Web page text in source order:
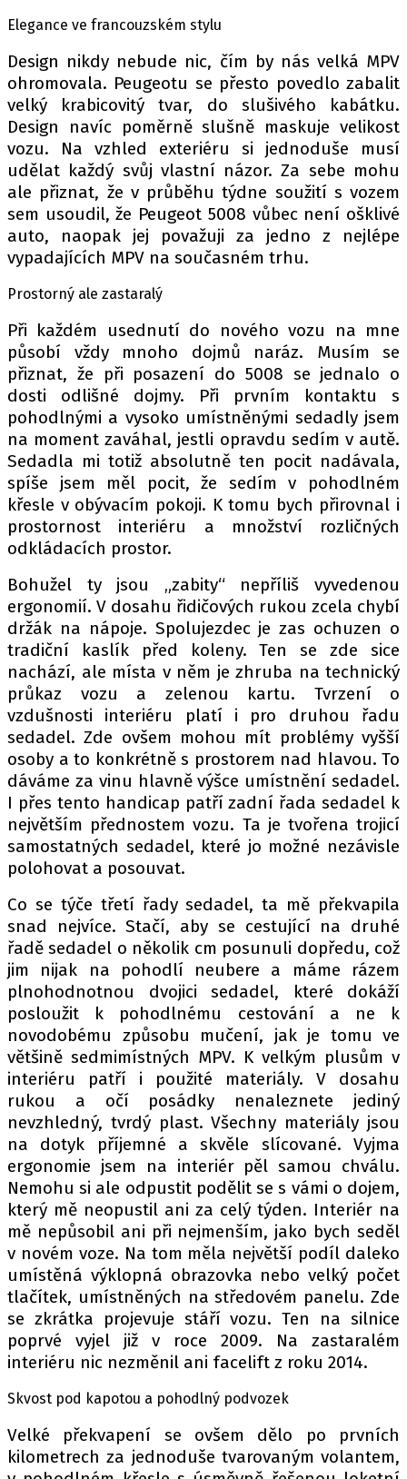
Pošlete e-mail na autoroad.cz
ETICKÝ KODEX
KONTAKT
VYDAVATEL
INZERCE
OSOBNÍ ÚDAJE / COOKIES
Provozovatelem serveru autoroad.cz je
INCORP MEDIA GROUP s.r.o., IČ: 118 23 054
Elegance ve francouzském stylu
Design nikdy nebude nic, čím by nás velká MPV
ohromovala. Peugeotu se přesto povedlo zabalit
velký krabicovitý tvar, do slušivého kabátku.
Design navíc poměrně slušně maskuje velikost
vozu. Na vzhled exteriéru si jednoduše musí
udělat každý svůj vlastní názor. Za sebe mohu
ale přiznat, že v průběhu týdne soužití s vozem
sem usoudil, že Peugeot 5008 vůbec není ošklivé
auto, naopak jej považuji za jedno z nejlépe
vypadajících MPV na současném trhu.
Prostorný ale zastaralý
Při každém usednutí do nového vozu na mne
působí vždy mnoho dojmů naráz. Musím se
přiznat, že při posazení do 5008 se jednalo o
dosti odlišné dojmy. Při prvním kontaktu s
pohodlnými a vysoko umístněnými sedadly jsem
na moment zaváhal, jestli opravdu sedím v autě.
Sedadla mi totiž absolutně ten pocit nadávala,
spíše jsem měl pocit, že sedím v pohodlném
křesle v obývacím pokoji. K tomu bych přirovnal i
prostornost interiéru a množství rozličných
odkládacích prostor.
Bohužel ty jsou „zabity“ nepříliš vyvedenou
ergonomií. V dosahu řidičových rukou zcela chybí
držák na nápoje. Spolujezdec je zas ochuzen o
tradiční kaslík před koleny. Ten se zde sice
nachází, ale místa v něm je zhruba na technický
průkaz vozu a zelenou kartu. Tvrzení o
vzdušnosti interiéru platí i pro druhou řadu
sedadel. Zde ovšem mohou mít problémy vyšší
osoby a to konkrétně s prostorem nad hlavou. To
dáváme za vinu hlavně výšce umístnění sedadel.
I přes tento handicap patří zadní řada sedadel k
největším přednostem vozu. Ta je tvořena trojicí
samostatných sedadel, které jo možné nezávisle
polohovat a posouvat.
Co se týče třetí řady sedadel, ta mě překvapila
snad nejvíce. Stačí, aby se cestující na druhé
řadě sedadel o několik cm posunuli dopředu, což
jim nijak na pohodlí neubere a máme rázem
plnohodnotnou dvojici sedadel, které dokáží
posloužit k pohodlnému cestování a ne k
novodobému způsobu mučení, jak je tomu ve
většině sedmimístných MPV. K velkým plusům v
interiéru patří i použité materiály. V dosahu
rukou a očí posádky nenaleznete jediný
nevzhledný, tvrdý plast. Všechny materiály jsou
na dotyk příjemné a skvěle slícované. Vyjma
ergonomie jsem na interiér pěl samou chválu.
Nemohu si ale odpustit podělit se s vámi o dojem,
který mě neopustil ani za celý týden. Interiér na
mě nepůsobil ani při nejmenším, jako bych seděl
v novém voze. Na tom měla největší podíl daleko
umístěná výklopná obrazovka nebo velký počet
tlačítek, umístněných na středovém panelu. Zde
se zkrátka projevuje stáří vozu. Ten na silnice
poprvé vyjel již v roce 2009. Na zastaralém
interiéru nic nezměnil ani facelift z roku 2014.
Skvost pod kapotou a pohodlný podvozek
Velké překvapení se ovšem dělo po prvních
kilometrech za jednoduše tvarovaným volantem,